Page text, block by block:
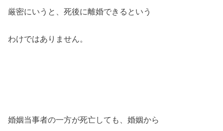
厳密にいうと、死後に離婚できるという
わけではありません。
婚姻当事者の一方が死亡しても、婚姻から